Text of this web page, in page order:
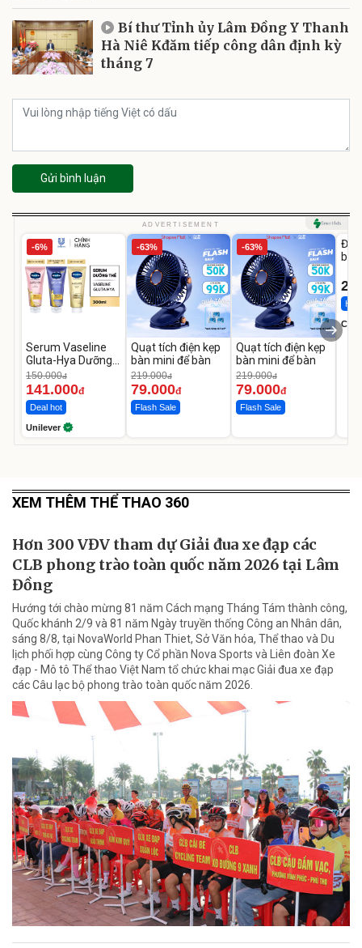
Bí thư Tỉnh ủy Lâm Đồng Y Thanh
Hà Niê Kđăm tiếp công dân định kỳ
tháng 7
Gửi bình luận
ADVERTISEMENT
-6%
Serum Vaseline
Gluta-Hya Dưỡng
Da Sáng Mịn Sau 7
Ngày
150.000đ
141.000đ
Deal hot
Unilever
-63%
Quạt tích điện kẹp
bàn mini để bàn
219.000đ
79.000đ
Flash Sale
-63%
Quạt tích điện kẹp
bàn mini để bàn
219.000đ
79.000đ
Flash Sale
Đai
bé
Hot
XEM THÊM THỂ THAO 360
Hơn 300 VĐV tham dự Giải đua xe đạp các
CLB phong trào toàn quốc năm 2026 tại Lâm
Đồng
Hướng tới chào mừng 81 năm Cách mạng Tháng Tám thành công,
Quốc khánh 2/9 và 81 năm Ngày truyền thống Công an Nhân dân,
sáng 8/8, tại NovaWorld Phan Thiet, Sở Văn hóa, Thể thao và Du
lịch phối hợp cùng Công ty Cổ phần Nova Sports và Liên đoàn Xe
đạp - Mô tô Thể thao Việt Nam tổ chức khai mạc Giải đua xe đạp
các Câu lạc bộ phong trào toàn quốc năm 2026.